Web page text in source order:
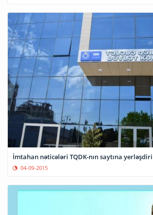
İmtahan nəticələri TQDK-nın saytına
04-09-2015